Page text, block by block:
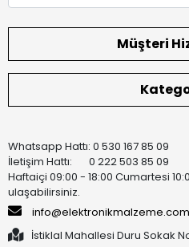
Müşteri
Whatsapp Hattı: 0 530 167 85 09
İletişim Hattı: 0 222 503 85 09
Haftaiçi 09:00 - 18:00 Cumartesi
ulaşabilirsiniz.
info@elektronikmalzeme.com
İstiklal Mahallesi Duru Sokak